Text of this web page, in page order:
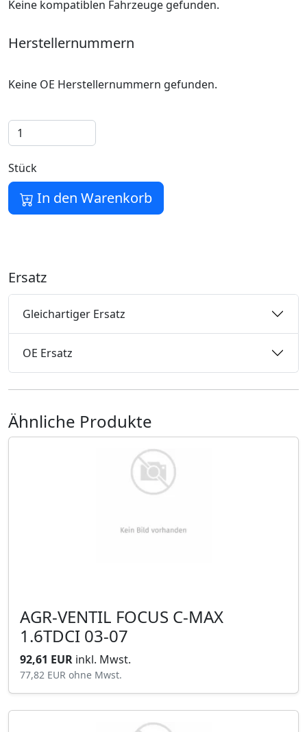
Keine kompatiblen Fahrzeuge gefunden.
Herstellernummern
Keine OE Herstellernummern gefunden.
Stück
In den Warenkorb
Ersatz
Gleichartiger Ersatz
OE Ersatz
Ähnliche Produkte
AGR-VENTIL FOCUS C-MAX
1.6TDCI 03-07
92,61 EUR inkl. Mwst.
77,82 EUR ohne Mwst.